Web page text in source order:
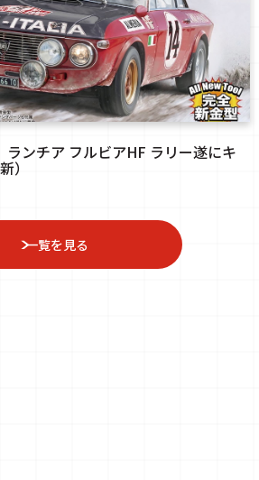
ンチア フルビアHF ラリー遂にキ
）
一覧を見る